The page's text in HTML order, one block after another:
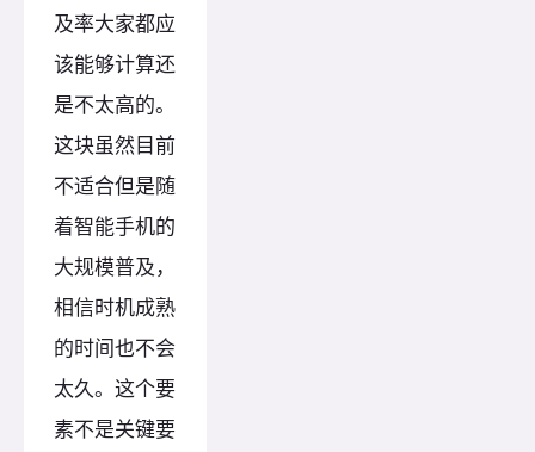
及率大家都应
该能够计算还
是不太高的。
这块虽然目前
不适合但是随
着智能手机的
大规模普及，
相信时机成熟
的时间也不会
太久。这个要
素不是关键要